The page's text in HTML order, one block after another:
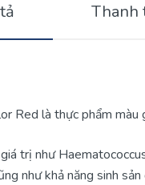
Thanh
Red là thực phẩm
trị như
như khả năng sinh